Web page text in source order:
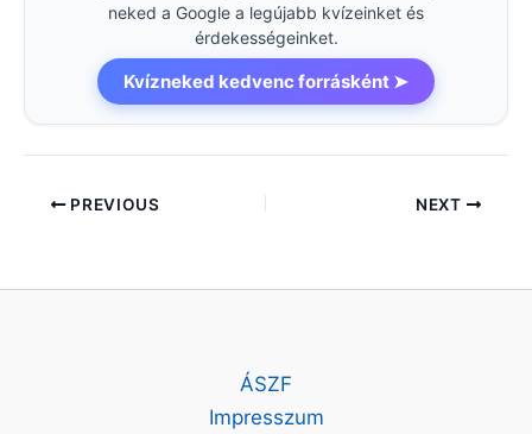
neked a Google a legújabb kvízeinket és
érdekességeinket.
Kvízneked kedvenc forrásként ➤
PREVIOUS NEXT
ÁSZF
Impresszum